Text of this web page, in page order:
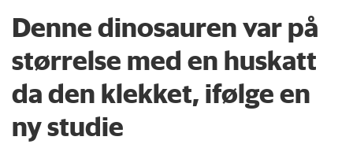
Denne dinosauren var på
størrelse med en huskatt
da den klekket, ifølge en
ny studie